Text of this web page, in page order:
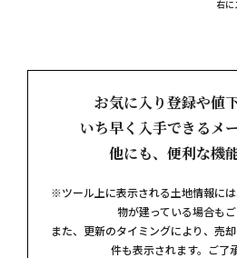
右に
お気に入り登録や値
いち早く入手できるメ
他にも、便利な機
※ツール上に表示される土地情報に
物が建っている場合もご
また、更新のタイミングにより、売
件も表示されます。ご了